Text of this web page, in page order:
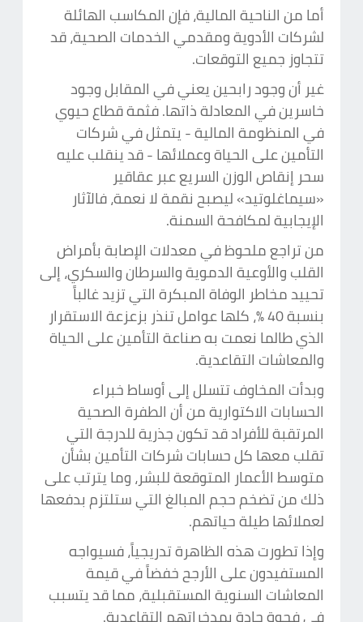
أما من الناحية المالية، فإن المكاسب الهائلة
لشركات الأدوية ومقدمي الخدمات الصحية، قد
تتجاوز جميع التوقعات.
غير أن وجود رابحين يعني في المقابل وجود
خاسرين في المعادلة ذاتها. فثمة قطاع حيوي
في المنظومة المالية - يتمثل في شركات
التأمين على الحياة وعملائها - قد ينقلب عليه
سحر إنقاص الوزن السريع عبر عقاقير
«سيماغلوتيد» ليصبح نقمة لا نعمة، فالآثار
الإيجابية لمكافحة السمنة.
من تراجع ملحوظ في معدلات الإصابة بأمراض
القلب والأوعية الدموية والسرطان والسكري، إلى
تحييد مخاطر الوفاة المبكرة التي تزيد غالباً
بنسبة 40 %، كلها عوامل تنذر بزعزعة الاستقرار
الذي طالما نعمت به صناعة التأمين على الحياة
والمعاشات التقاعدية.
وبدأت المخاوف تتسلل إلى أوساط خبراء
الحسابات الاكتوارية من أن الطفرة الصحية
المرتقبة للأفراد قد تكون جذرية للدرجة التي
تقلب معها كل حسابات شركات التأمين بشأن
متوسط الأعمار المتوقعة للبشر، وما يترتب على
ذلك من تضخم حجم المبالغ التي ستلتزم بدفعها
لعملائها طيلة حياتهم.
وإذا تطورت هذه الظاهرة تدريجياً، فسيواجه
المستفيدون على الأرجح خفضاً في قيمة
المعاشات السنوية المستقبلية، مما قد يتسبب